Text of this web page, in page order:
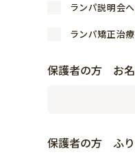
ランパ説明会
ランパ矯正治
保護者の方 お
保護者の方 ふ